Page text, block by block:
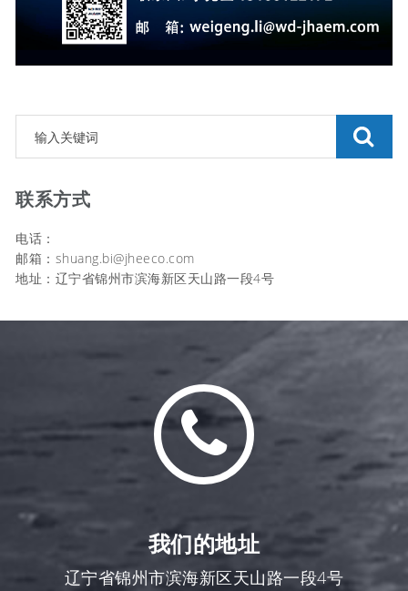
联系方式
电话：
邮箱：shuang.bi@jheeco.com
地址：辽宁省锦州市滨海新区天山路一段4号
我们的地址
辽宁省锦州市滨海新区天山路一段4号